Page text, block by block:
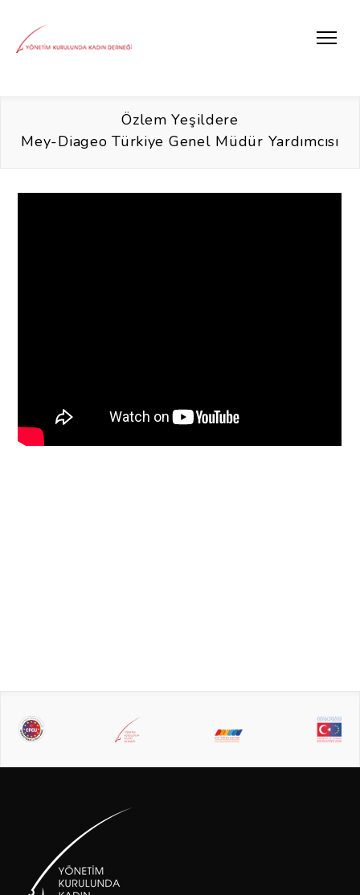
Özlem Yeşildere
Mey-Diageo Türkiye Genel Müdür Yardımcısı